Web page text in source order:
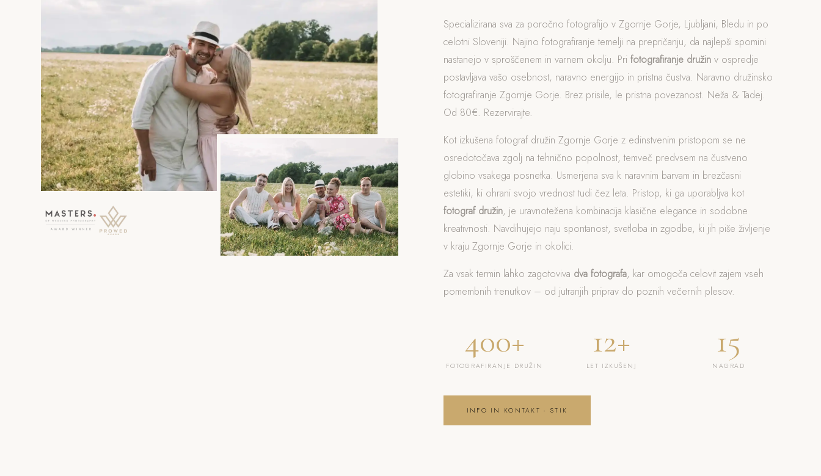
Specializirana sva za poročno fotografijo v Zgornje Gorje, Ljubljani, Bledu in po
celotni Sloveniji. Najino fotografiranje temelji na prepričanju, da najlepši spomini
nastanejo v sproščenem in varnem okolju. Pri fotografiranje družinv ospredje
postavljava vašo osebnost, naravno energijo in pristna čustva. Naravno družinsko
fotografiranje Zgornje Gorje. Brez prisile, le pristna povezanost. Neža & Tadej.
Od 80€. Rezervirajte.
Kot izkušena fotograf družin Zgornje Gorje z edinstvenim pristopom se ne
osredotočava zgolj na tehnično popolnost, temveč predvsem na čustveno
globino vsakega posnetka. Usmerjena sva k naravnim barvam in brezčasni
estetiki, ki ohrani svojo vrednost tudi čez leta. Pristop, ki ga uporabljva kot
fotograf družin, je uravnotežena kombinacija klasične elegance in sodobne
kreativnosti. Navdihujejo naju spontanost, svetloba in zgodbe, ki jih piše življenje
v kraju Zgornje Gorje in okolici.
Za vsak termin lahko zagotoviva dva fotografa, kar omogoča celovit zajem vseh
pomembnih trenutkov – od jutranjih priprav do poznih večernih plesov.
400+
FOTOGRAFIRANJE DRUŽIN
12+
LET IZKUŠENJ
15
NAGRAD
INFO IN KONTAKT - STIK